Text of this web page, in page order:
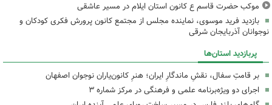
موکب حضرت قاسم ع کانون استان ایلام در مسیر عاشقی
بازدید فرید موسوی، نماینده مجلس از مجتمع کانون پرورش فکری کودکان و
نوجوانان آذربایجان شرقی
پربازدید استان‌ها
بر قامتِ سفال، نقشِ ماندگارِ ایران؛ هنرِ کانون‌یاران نوجوان اصفهان
اجرای دو ویژه‌برنامه علمی و فرهنگی در مرکز شماره ۳